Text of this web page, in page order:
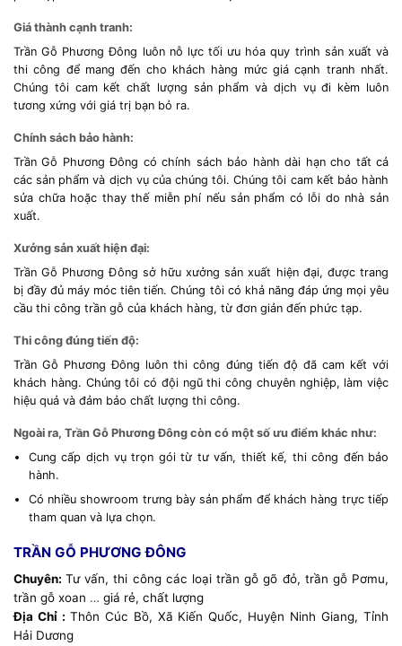
Giá thành cạnh tranh:
Trần Gỗ Phương Đông luôn nỗ lực tối ưu hóa quy trình sản xuất và
thi công để mang đến cho khách hàng mức giá cạnh tranh nhất.
Chúng tôi cam kết chất lượng sản phẩm và dịch vụ đi kèm luôn
tương xứng với giá trị bạn bỏ ra.
Chính sách bảo hành:
Trần Gỗ Phương Đông có chính sách bảo hành dài hạn cho tất cả
các sản phẩm và dịch vụ của chúng tôi. Chúng tôi cam kết bảo hành
sửa chữa hoặc thay thế miễn phí nếu sản phẩm có lỗi do nhà sản
xuất.
Xưởng sản xuất hiện đại:
Trần Gỗ Phương Đông sở hữu xưởng sản xuất hiện đại, được trang
bị đầy đủ máy móc tiên tiến. Chúng tôi có khả năng đáp ứng mọi yêu
cầu thi công trần gỗ của khách hàng, từ đơn giản đến phức tạp.
Thi công đúng tiến độ:
Trần Gỗ Phương Đông luôn thi công đúng tiến độ đã cam kết với
khách hàng. Chúng tôi có đội ngũ thi công chuyên nghiệp, làm việc
hiệu quả và đảm bảo chất lượng thi công.
Ngoài ra, Trần Gỗ Phương Đông còn có một số ưu điểm khác như:
Cung cấp dịch vụ trọn gói từ tư vấn, thiết kế, thi công đến bảo
hành.
Có nhiều showroom trưng bày sản phẩm để khách hàng trực tiếp
tham quan và lựa chọn.
TRẦN GỖ PHƯƠNG ĐÔNG
Chuyên:Tư vấn, thi công các loại trần gỗ gõ đỏ, trần gỗ Pơmu,
trần gỗ xoan … giá rẻ, chất lượng
Địa Chỉ : Thôn Cúc Bồ, Xã Kiến Quốc, Huyện Ninh Giang, Tỉnh
Hải Dương